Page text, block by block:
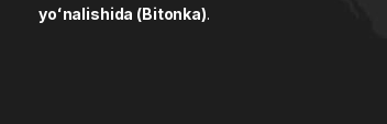
yoʻnalishida (Bitonka).